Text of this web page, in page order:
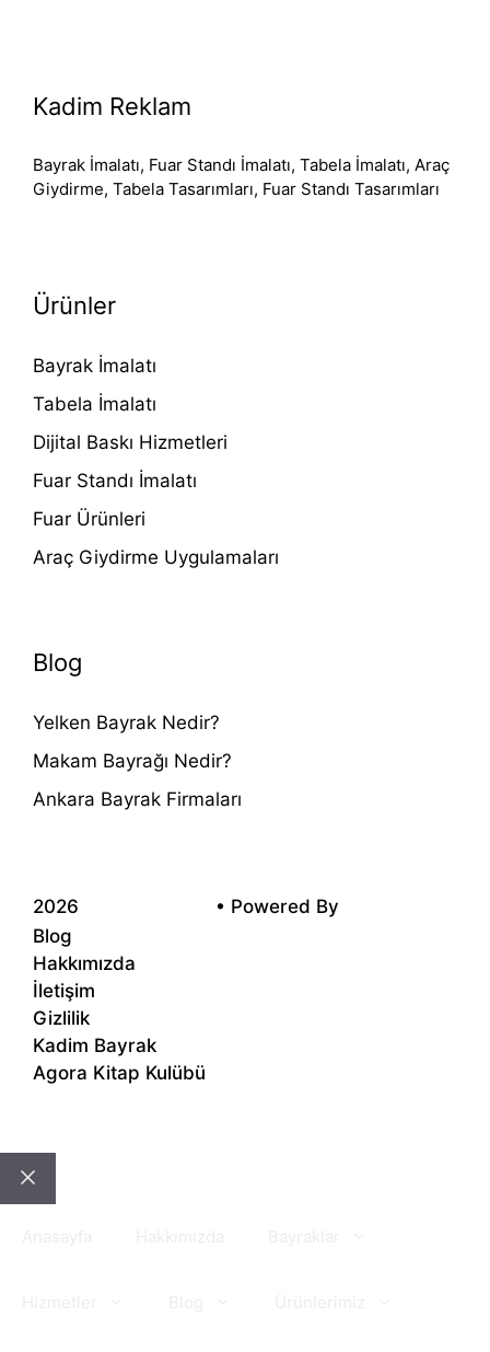
Kadim Reklam
Bayrak İmalatı, Fuar Standı İmalatı, Tabela İmalatı, Araç
Giydirme, Tabela Tasarımları, Fuar Standı Tasarımları
Ürünler
Bayrak İmalatı
Tabela İmalatı
Dijital Baskı Hizmetleri
Fuar Standı İmalatı
Fuar Ürünleri
Araç Giydirme Uygulamaları
Blog
Yelken Bayrak Nedir?
Makam Bayrağı Nedir?
Ankara Bayrak Firmaları
2026 • Powered By
Blog
Hakkımızda
İletişim
Gizlilik
Kadim Bayrak
Agora Kitap Kulübü
Close